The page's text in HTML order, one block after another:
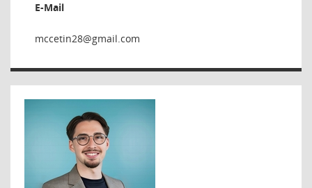
E-Mail
82nit